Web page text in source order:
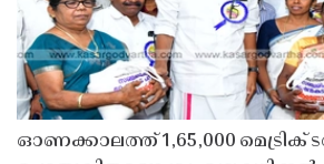
ഓണക്കാലത്ത് 1,65,000 മെട്രിക്